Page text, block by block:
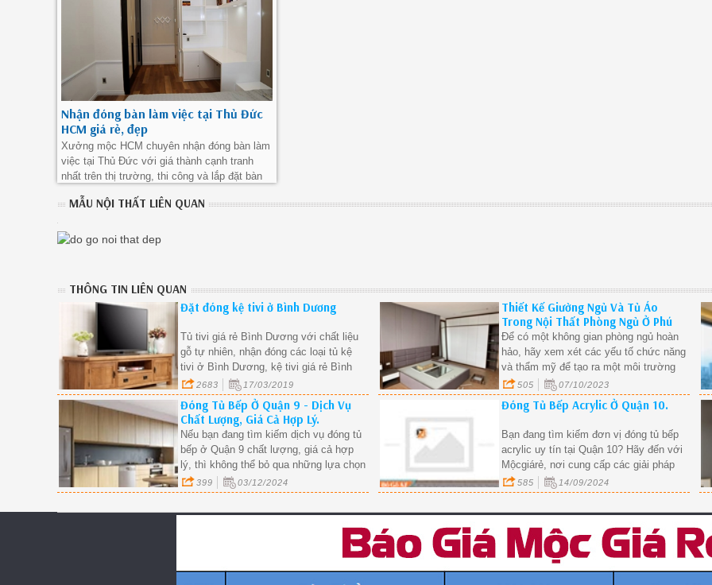
Nhận đóng bàn làm việc tại Thủ Đức
HCM giá rẻ, đẹp
Xưởng mộc HCM chuyên nhận đóng bàn làm
việc tại Thủ Đức với giá thành cạnh tranh
nhất trên thị trường, thi công và lắp đặt bàn
nhu cầu làm mới bàn làm viêcj của mình hãy
MẪU NỘI THẤT LIÊN QUAN
THÔNG TIN LIÊN QUAN
Đặt đóng kệ tivi ở Bình Dương
Tủ tivi giá rẻ Bình Dương với chất liệu
gỗ tự nhiên, nhận đóng các loại tủ kệ
tivi ở Bình Dương, kệ tivi giá rẻ Bình
Dương
2683 17/03/2019
Thiết Kế Giường Ngủ Và Tủ Áo
Trong Nội Thất Phòng Ngủ Ở Phú
Nhuận
Để có một không gian phòng ngủ hoàn
hảo, hãy xem xét các yếu tố chức năng
và thẩm mỹ để tạo ra một môi trường
thoải mái và đẹp mắt.
505 07/10/2023
Đóng Tủ Bếp Ở Quận 9 - Dịch Vụ
Chất Lượng, Giá Cả Hợp Lý.
Nếu bạn đang tìm kiếm dịch vụ đóng tủ
bếp ở Quận 9 chất lượng, giá cả hợp
lý, thì không thể bỏ qua những lựa chọn
tuyệt vời mà chúng tôi cung cấp. Với
kinh nghiệm lâu năm trong ngành thiết
kế và thi công nội thất, chúng tôi cam
kết mang đến cho bạn những sản phẩm
399 03/12/2024
Đóng Tủ Bếp Acrylic Ở Quận 10.
Bạn đang tìm kiếm đơn vị đóng tủ bếp
acrylic uy tín tại Quận 10? Hãy đến với
Mộcgiárẻ, nơi cung cấp các giải pháp
thiết kế và thi công tủ bếp hiện đại,
sang trọng với giá cả hợp lý. Với kinh
nghiệm nhiều năm trong ngành, chúng
tôi cam kết mang đến cho bạn những
sản phẩm chất lượng, đáp ứng mọi nhu
cầu về không gian bếp của gia đình
585 14/09/2024